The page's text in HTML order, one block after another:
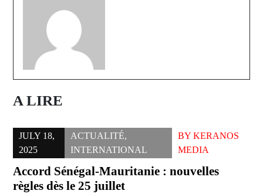
A LIRE
JULY 18,
2025
ACTUALITÉ,
INTERNATIONAL
BY KERANOS
MEDIA
Accord Sénégal-Mauritanie : nouvelles
règles dès le 25 juillet